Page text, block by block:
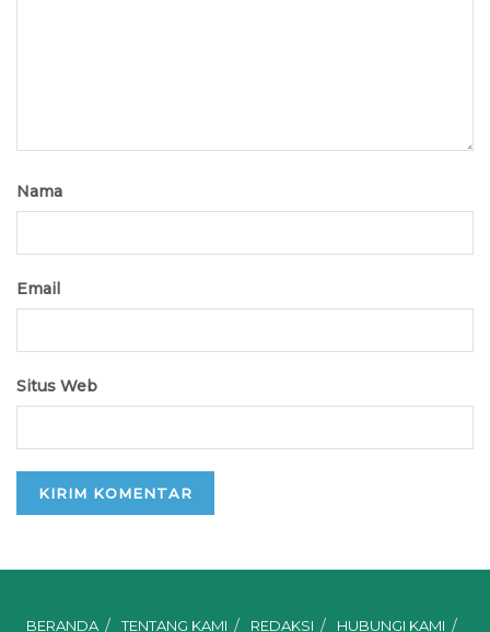
Nama
Email
Situs Web
BERANDA TENTANG KAMI REDAKSI HUBUNGI KAMI